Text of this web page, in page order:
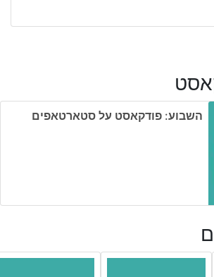
השבוע: פודקאסט על סטארטאפים